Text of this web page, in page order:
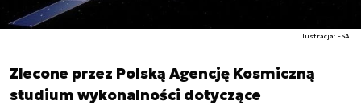
Ilustracja: ESA
Zlecone przez Polską Agencję Kosmiczną
studium wykonalności dotyczące